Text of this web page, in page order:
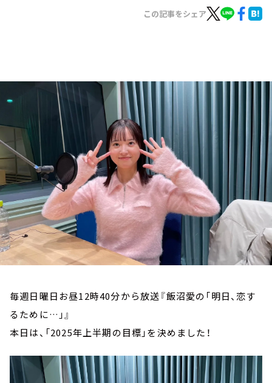
お知らせ
イベント・グッズ
YouTube
会社情報
この記事をシェア
毎週日曜日お昼12時40分から放送『飯沼愛の「明日、恋す
るために…」』
本日は、「2025年上半期の目標」を決めました！